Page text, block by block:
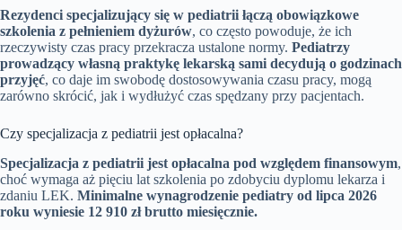
Rezydenci specjalizujący się w pediatrii łączą obowiązkowe
szkolenia z pełnieniem dyżurów, co często powoduje, że ich
rzeczywisty czas pracy przekracza ustalone normy. Pediatrzy
prowadzący własną praktykę lekarską sami decydują o godzinach
przyjęć, co daje im swobodę dostosowywania czasu pracy, mogą
zarówno skrócić, jak i wydłużyć czas spędzany przy pacjentach.
Czy specjalizacja z pediatrii jest opłacalna?
Specjalizacja z pediatrii jest opłacalna pod względem finansowym,
choć wymaga aż pięciu lat szkolenia po zdobyciu dyplomu lekarza i
zdaniu LEK. Minimalne wynagrodzenie pediatry od lipca 2026
roku wyniesie 12 910 zł brutto miesięcznie.